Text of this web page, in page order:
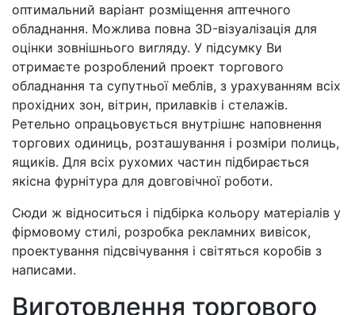
оптимальний варіант розміщення аптечного
обладнання. Можлива повна 3D-візуалізація для
оцінки зовнішнього вигляду. У підсумку Ви
отримаєте розроблений проект торгового
обладнання та супутньої меблів, з урахуванням всіх
прохідних зон, вітрин, прилавків і стелажів.
Ретельно опрацьовується внутрішнє наповнення
торгових одиниць, розташування і розміри полиць,
ящиків. Для всіх рухомих частин підбирається
якісна фурнітура для довговічної роботи.
Сюди ж відноситься і підбірка кольору матеріалів у
фірмовому стилі, розробка рекламних вивісок,
проектування підсвічування і світяться коробів з
написами.
Виготовлення торгового